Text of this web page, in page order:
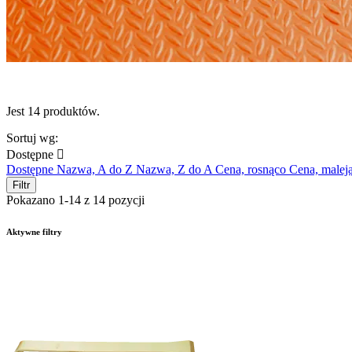
Jest 14 produktów.
Sortuj wg:
Dostępne 
Dostępne Nazwa, A do Z Nazwa, Z do ACena, rosnąco Cena,
Filtr
Pokazano 1-14 z 14 pozycji
Aktywne filtry